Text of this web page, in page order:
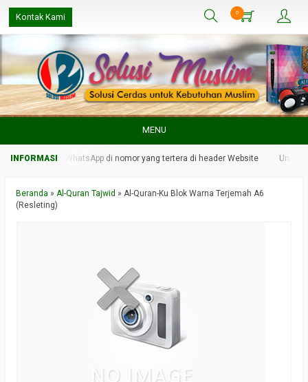
Kontak Kami 0
MENU
kami melalui WhatsApp di nomor yang tertera di header Website Untuk
Beranda » Al-Quran Tajwid » Al-Quran-Ku Blok Warna Terjemah A6
(Resleting)